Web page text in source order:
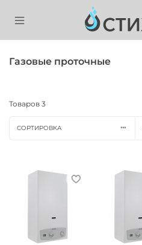
Газовые проточные
Товаров 3
СОРТИРОВКА